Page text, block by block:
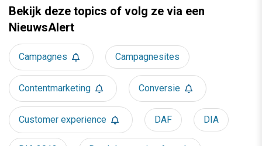
Bekijk deze topics of volg ze via een
NieuwsAlert
Campagnes Campagnesites
Contentmarketing Conversie
Customer experience DAF DIA